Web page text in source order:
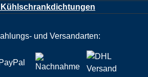
und Versandarten: